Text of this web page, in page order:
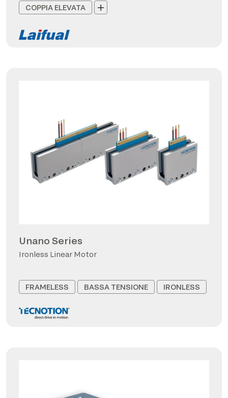
COPPIA ELEVATA
Unano Series
Ironless Linear Motor
FRAMELESS BASSA TENSIONE IRONLESS